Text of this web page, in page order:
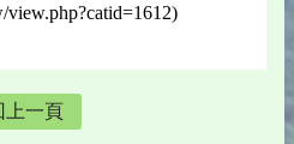
view.php?catid=1612)
上一頁